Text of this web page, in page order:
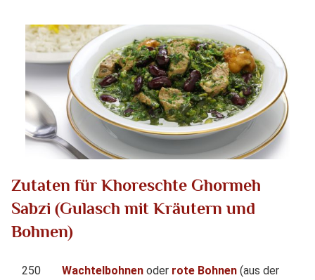
Zutaten für Khoreschte Ghormeh
Sabzi (Gulasch mit Kräutern und
Bohnen)
250
Wachtelbohnen oder rote Bohnen (aus der